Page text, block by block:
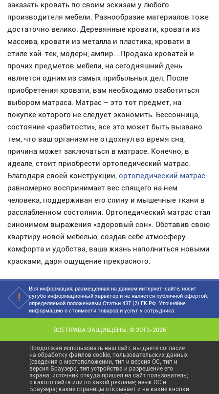
заказать кровать по своим эскизам у любого
производителя мебели. Разнообразие материалов тоже
достаточно велико. Деревянные кровати, кровати из
массива, кровати из металла и пластика, кровати в
стиле хай-тек, модерн, ампир….Продажа кроватей и
прочих предметов мебели, на сегодняшний день
является одним из самых прибыльных дел. После
приобретения кровати, вам необходимо озаботиться
выбором матраса. Матрас – это тот предмет, на
покупке которого не следует экономить. Бессонница,
состояние «разбитости», все это может быть вызвано
тем, что ваш организм не отдохнул во время сна,
причина может заключаться в матрасе. Конечно, в
идеале, стоит приобрести ортопедический матрас.
Благодаря своей конструкции, ортопедический матрас
равномерно воспринимает вес спящего на нем
человека, поддерживая его спину и мышечные ткани в
расслабленном состоянии. Ортопедический матрас стал
синонимом выражения «здоровый сон». Обставив свою
квартиру новой мебелью, создав себе атмосферу
комфорта и удобства, ваша жизнь наполниться новыми
красками, даря ощущение прекрасного.
Вся информация, размещенная на данном интернет-сайте, носит
сугубо информационный характер и не является публичной офертой,
определяемой положениями Статьи 437 (2) ГК РФ. Уточняйие
информацию о стоимости товаров и услуг у сотрудника.
ВСЕ ПРАВА ЗАЩИЩЕНЫ. © 2013-2026
Продолжая использовать наш сайт, вы даете согласие
на обработку файлов cookie, пользовательских данных
(сведения о местоположении; тип и версия ОС; тип и
версия Браузера; тип устройства и разрешение его
экрана; источник откуда пришел на сайт пользователь;
с какого сайта или по какой рекламе; язык ОС и
Браузера; какие страницы открывает и на какие кнопки